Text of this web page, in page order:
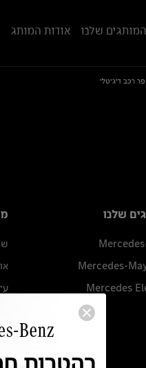
המותגים שלנו אודות המותג
רכב דיגיטלי
שלנו
Mercedes-
Mercedes